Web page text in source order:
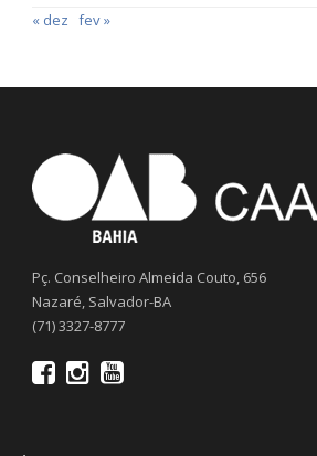
« dez fev »
Pç. Conselheiro Almeida Couto, 656
Nazaré, Salvador-BA
(71) 3327-8777